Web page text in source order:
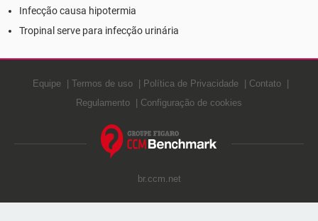
Infecção causa hipotermia
Tropinal serve para infecção urinária
Equipe Termos de uso Política de Privacidade
Contato
Regulamento
Configuração de cookies
br.ccm.net